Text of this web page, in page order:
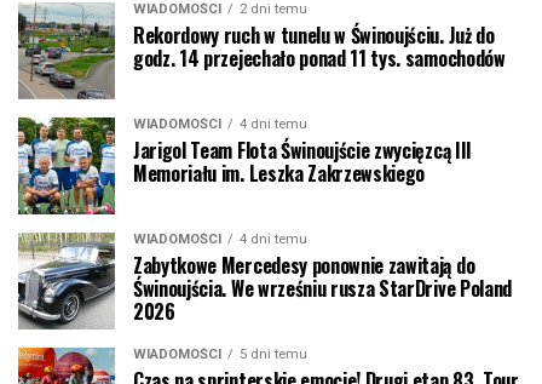
WIADOMOŚCI 2 dni temu
Rekordowy ruch w tunelu w Świnoujściu. Już do
godz. 14 przejechało ponad 11 tys. samochodów
WIADOMOŚCI 4 dni temu
Jarigol Team Flota Świnoujście zwycięzcą III
Memoriału im. Leszka Zakrzewskiego
WIADOMOŚCI 4 dni temu
Zabytkowe Mercedesy ponownie zawitają do
Świnoujścia. We wrześniu rusza StarDrive Poland
2026
WIADOMOŚCI 5 dni temu